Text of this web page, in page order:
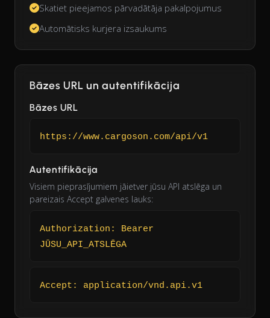
Skatiet pieejamos pārvadātāja pakalpojumus
Automātisks kurjera izsaukums
Bāzes URL un autentifikācija
Bāzes URL
https://www.cargoson.com/api/v1
Autentifikācija
Visiem pieprasījumiem jāietver jūsu API atslēga un
pareizais Accept galvenes lauks:
Authorization: Bearer
JŪSU_API_ATSLĒGA
Accept: application/vnd.api.v1